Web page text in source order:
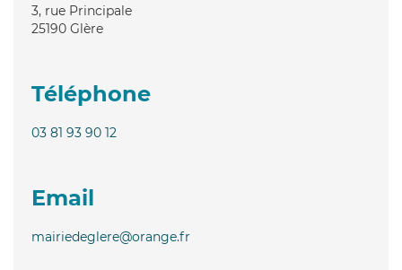
3, rue Principale
25190 Glère
Téléphone
03 81 93 90 12
Email
mairiedeglere@orange.fr